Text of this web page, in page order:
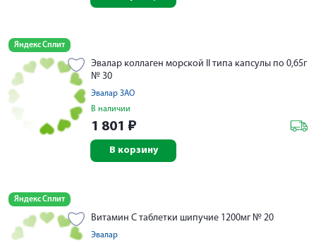
Яндекс Сплит
Эвалар коллаген морской II типа капсулы по 0,65г
№ 30
Эвалар ЗАО
В наличии
1 801 ₽
В корзину
Яндекс Сплит
Витамин С таблетки шипучие 1200мг № 20
Эвалар